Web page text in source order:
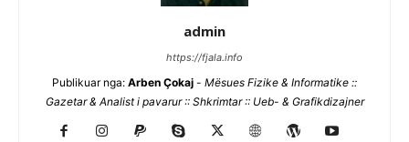
admin
https://fjala.info
Publikuar nga: Arben Çokaj - Mësues Fizike & Informatike ::
Gazetar & Analist i pavarur :: Shkrimtar :: Ueb- & Grafikdizajner